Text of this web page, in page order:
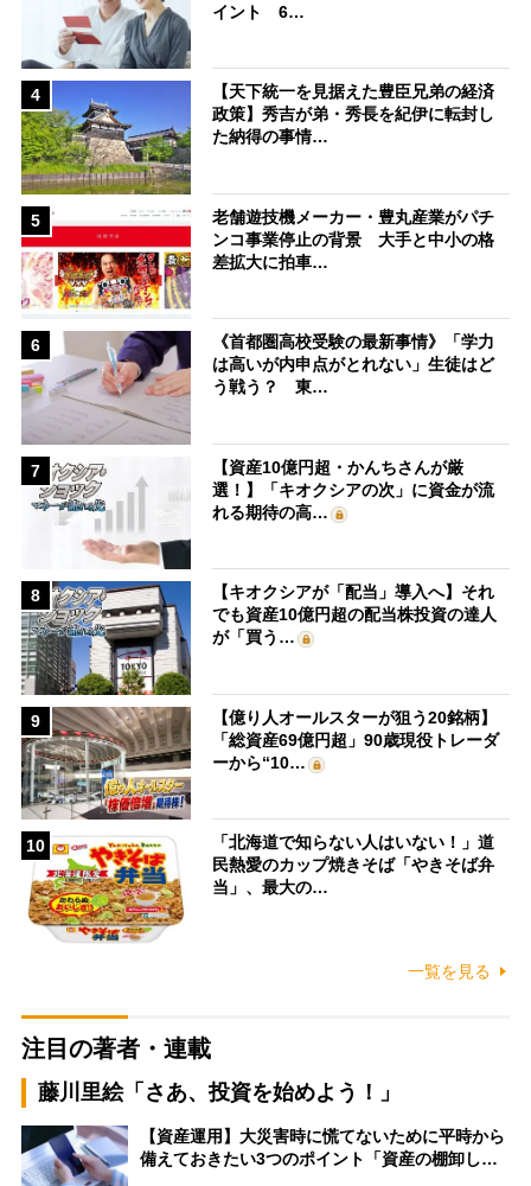
イント 6…
4
【天下統一を見据えた豊臣兄弟の経済
政策】秀吉が弟・秀長を紀伊に転封し
た納得の事情…
5
老舗遊技機メーカー・豊丸産業がパチ
ンコ事業停止の背景 大手と中小の格
差拡大に拍車…
6
《首都圏高校受験の最新事情》「学力
は高いが内申点がとれない」生徒はど
う戦う？ 東…
7
【資産10億円超・かんちさんが厳
選！】「キオクシアの次」に資金が流
れる期待の高…
8
【キオクシアが「配当」導入へ】それ
でも資産10億円超の配当株投資の達人
が「買う…
9
【億り人オールスターが狙う20銘柄】
「総資産69億円超」90歳現役トレーダ
ーから“10…
10
「北海道で知らない人はいない！」道
民熱愛のカップ焼きそば「やきそば弁
当」、最大の…
一覧を見る
注目の著者・連載
藤川里絵「さあ、投資を始めよう！」
【資産運用】大災害時に慌てないために平時から
備えておきたい3つのポイント「資産の棚卸し…